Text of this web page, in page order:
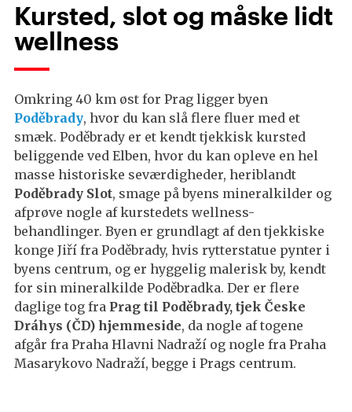
Kursted, slot og måske lidt
wellness
Omkring 40 km øst for Prag ligger byen
Poděbrady, hvor du kan slå flere fluer med et
smæk. Poděbrady er et kendt tjekkisk kursted
beliggende ved Elben, hvor du kan opleve en hel
masse historiske seværdigheder, heriblandt
Poděbrady Slot, smage på byens mineralkilder og
afprøve nogle af kurstedets wellness-
behandlinger. Byen er grundlagt af den tjekkiske
konge Jiří fra Poděbrady, hvis rytterstatue pynter i
byens centrum, og er hyggelig malerisk by, kendt
for sin mineralkilde Poděbradka. Der er flere
daglige tog fra Prag til Poděbrady, tjek Česke
Dráhys (ČD) hjemmeside, da nogle af togene
afgår fra Praha Hlavni Nadraží og nogle fra Praha
Masarykovo Nadraží, begge i Prags centrum.